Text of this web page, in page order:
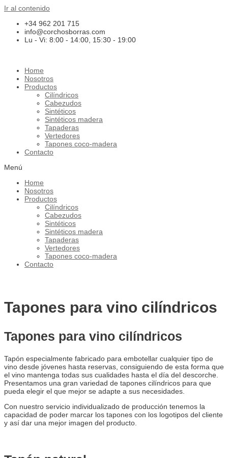
Ir al contenido
+34 962 201 715
info@corchosborras.com
Lu - Vi: 8:00 - 14:00, 15:30 - 19:00
Home
Nosotros
Productos
Cilíndricos
Cabezudos
Sintéticos
Sintéticos madera
Tapaderas
Vertedores
Tapones coco-madera
Contacto
Menú
Home
Nosotros
Productos
Cilíndricos
Cabezudos
Sintéticos
Sintéticos madera
Tapaderas
Vertedores
Tapones coco-madera
Contacto
Tapones para vino cilíndricos
Tapones para vino cilíndricos​
Tapón especialmente fabricado para embotellar cualquier tipo de
vino desde jóvenes hasta reservas, consiguiendo de esta forma que
el vino mantenga todas sus cualidades hasta el día del descorche.
Presentamos una gran variedad de tapones cilíndricos para que
pueda elegir el que mejor se adapte a sus necesidades.
Con nuestro servicio individualizado de producción tenemos la
capacidad de poder marcar los tapones con los logotipos del cliente
y así dar una mejor imagen del producto.